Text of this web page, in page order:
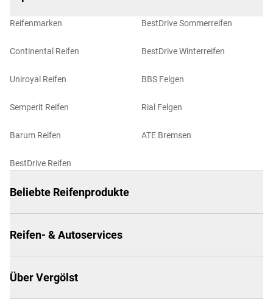
Reifenmarken
Continental Reifen
Uniroyal Reifen
Semperit Reifen
Barum Reifen
BestDrive Reifen
BestDrive Sommerreifen
BestDrive Winterreifen
BBS Felgen
Rial Felgen
ATE Bremsen
Beliebte Reifenprodukte
Reifen- & Autoservices
Über Vergölst